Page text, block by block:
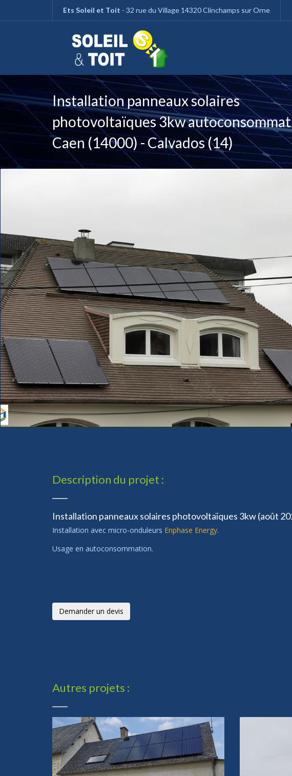
Ets Soleil et Toit - 32 rue du Village 14320 Clinchamps sur Orne
Installation panneaux solaires
photovoltaïques 3kw
Caen (14000) - Calvados (14)
Description du projet :
Installation panneaux solaires photovoltaïques 3kw (août
Installation avec micro-onduleurs Enphase Energy.
Usage en autoconsommation.
Demander un devis
Autres projets :
Panneau de gestion des cookies